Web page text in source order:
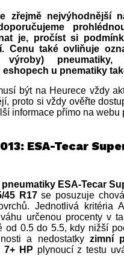
zřejmě nejvýhodnější
je, pročíst si
Cenu také ovliňuje
pneumatiky,
u pnematiky
být na Heurece vždy
proto si vždy ověřte
informace přímo na webu
ESA-Tecar
ESA-Tecar
45 R17se posuzuje
Jednotlivá kritéria
určenou procenty v
od 0.5 do 5.5, kdy nižší
a nedostatky zimní
7+ HP plynoucí z testu